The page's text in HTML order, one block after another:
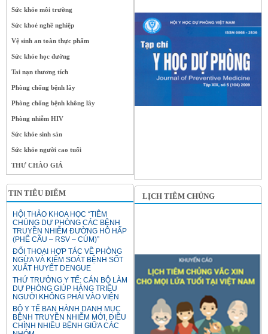
Sức khỏe môi trường
Sức khoẻ nghề nghiệp
Vệ sinh an toàn thực phẩm
Sức khỏe học đường
Tai nạn thương tích
Phòng chống bệnh lây
Phòng chống bệnh không lây
Phòng nhiễm HIV
Sức khỏe sinh sản
Sức khỏe người cao tuổi
THƯ CHÀO GIÁ
TIN TIÊU ĐIỂM
HỘI THẢO KHOA HỌC “TIÊM
CHỦNG DỰ PHÒNG CÁC BỆNH
TRUYỀN NHIỄM ĐƯỜNG HÔ HẤP
(PHẾ CẦU – RSV – CÚM)”
ĐỐI THOẠI HỢP TÁC VỀ PHÒNG
NGỪA VÀ KIỂM SOÁT BỆNH SỐT
XUẤT HUYẾT DENGUE
THỨ TRƯỞNG Y TẾ: CÁN BỘ LÀM
DỰ PHÒNG GIÚP HÀNG TRIỆU
NGƯỜI KHÔNG PHẢI VÀO VIỆN
BỘ Y TẾ BAN HÀNH DANH MỤC
BỆNH TRUYỀN NHIỄM MỚI, ĐIỀU
CHỈNH NHIỀU BỆNH GIỮA CÁC
LỊCH TIÊM CHỦNG